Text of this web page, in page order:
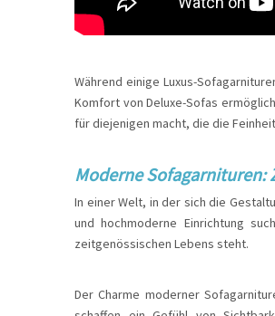
Während einige Luxus-
Komfort von Deluxe-Sofas
für diejenigen macht, die die
Moderne Sofagarnituren:
In einer Welt, in der sich die
und hochmoderne Einrichtung
zeitgenössischen Lebens steht.
Der Charme moderner